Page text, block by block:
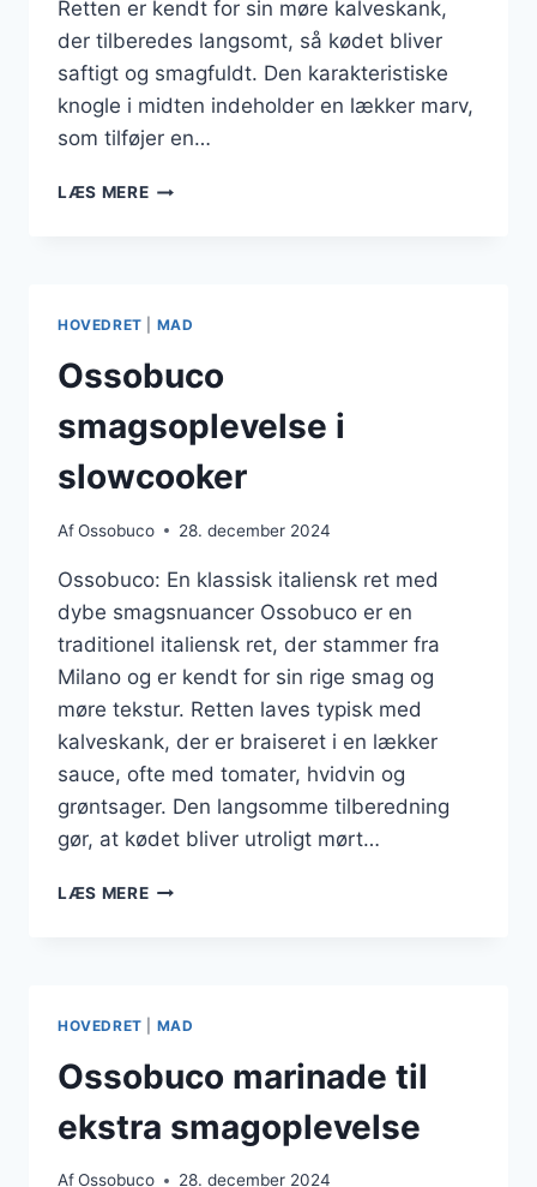
Retten er kendt for sin møre kalveskank,
der tilberedes langsomt, så kødet bliver
saftigt og smagfuldt. Den karakteristiske
knogle i midten indeholder en lækker marv,
som tilføjer en…
LÆS MEREOSSO
HOVEDRET MAD
Ossobuco
smagsoplevelse i
slowcooker
AfOssobuco 28. december 2024
Ossobuco: En klassisk italiensk ret med
dybe smagsnuancer Ossobuco er en
traditionel italiensk ret, der stammer fra
Milano og er kendt for sin rige smag og
møre tekstur. Retten laves typisk med
kalveskank, der er braiseret i en lækker
sauce, ofte med tomater, hvidvin og
grøntsager. Den langsomme tilberedning
gør, at kødet bliver utroligt mørt…
LÆS MEREOSSOBUCO
HOVEDRET MAD
Ossobuco marinade til
ekstra smagoplevelse
AfOssobuco 28. december 2024